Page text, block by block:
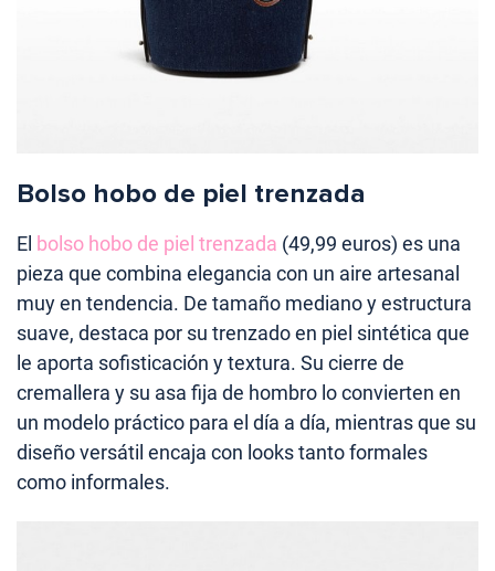
Bolso hobo de piel trenzada
El bolso hobo de piel trenzada (49,99 euros) es una
pieza que combina elegancia con un aire artesanal
muy en tendencia. De tamaño mediano y estructura
suave, destaca por su trenzado en piel sintética que
le aporta sofisticación y textura. Su cierre de
cremallera y su asa fija de hombro lo convierten en
un modelo práctico para el día a día, mientras que su
diseño versátil encaja con looks tanto formales
como informales.